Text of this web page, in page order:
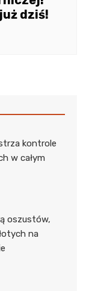
dziś!
kontrole
w całym
oszustów,
na